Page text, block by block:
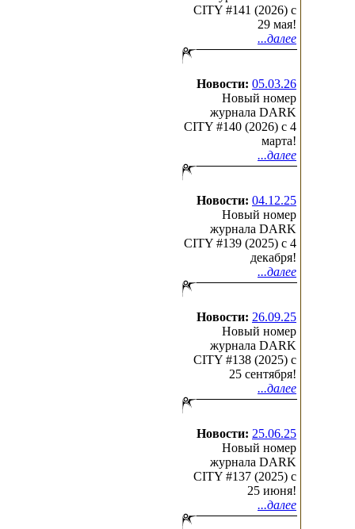
CITY #141 (2026) c
29 мая!
...далее
Новости: 05.03.26
Новый номер
журнала DARK
CITY #140 (2026) c 4
марта!
...далее
Новости: 04.12.25
Новый номер
журнала DARK
CITY #139 (2025) c 4
декабря!
...далее
Новости: 26.09.25
Новый номер
журнала DARK
CITY #138 (2025) c
25 сентября!
...далее
Новости: 25.06.25
Новый номер
журнала DARK
CITY #137 (2025) c
25 июня!
...далее